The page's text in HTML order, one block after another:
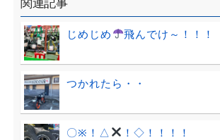
じめじめ 飛んでけ～！！！
つかれたら・・
〇※！△ ！◇！！！！